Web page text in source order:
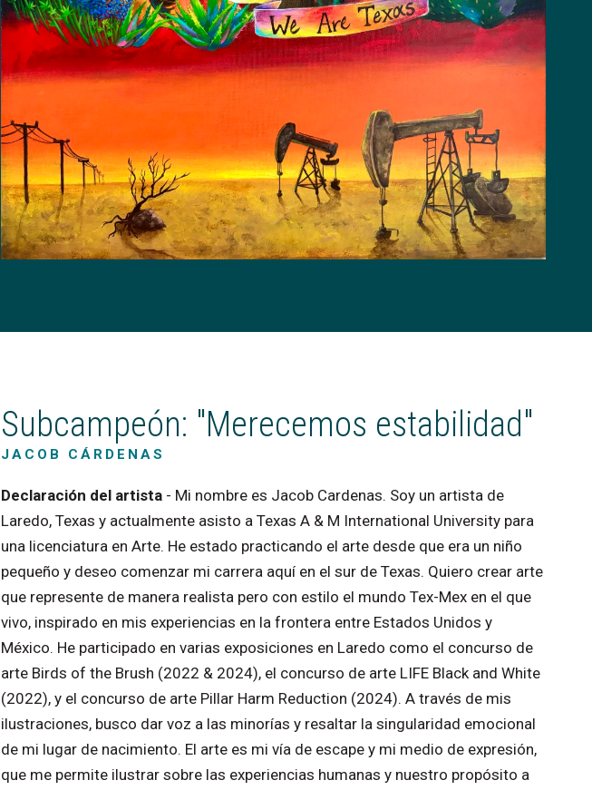
Subcampeón: "Merecemos estabilidad"
JACOB CÁRDENAS
Declaración del artista - Mi nombre es Jacob Cardenas. Soy un artista de
Laredo, Texas y actualmente asisto a Texas A & M International University para
una licenciatura en Arte. He estado practicando el arte desde que era un niño
pequeño y deseo comenzar mi carrera aquí en el sur de Texas. Quiero crear arte
que represente de manera realista pero con estilo el mundo Tex-Mex en el que
vivo, inspirado en mis experiencias en la frontera entre Estados Unidos y
México. He participado en varias exposiciones en Laredo como el concurso de
arte Birds of the Brush (2022 & 2024), el concurso de arte LIFE Black and White
(2022), y el concurso de arte Pillar Harm Reduction (2024). A través de mis
ilustraciones, busco dar voz a las minorías y resaltar la singularidad emocional
de mi lugar de nacimiento. El arte es mi vía de escape y mi medio de expresión,
que me permite ilustrar sobre las experiencias humanas y nuestro propósito a